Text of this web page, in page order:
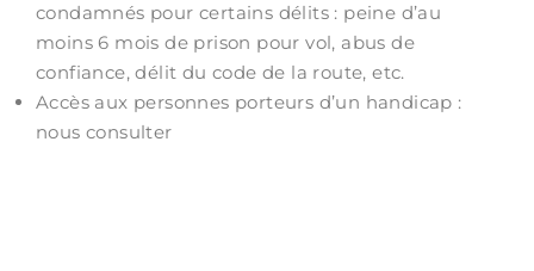
condamnés pour certains délits : peine d’au
moins 6 mois de prison pour vol, abus de
confiance, délit du code de la route, etc.
Accès aux personnes porteurs d’un handicap :
nous consulter